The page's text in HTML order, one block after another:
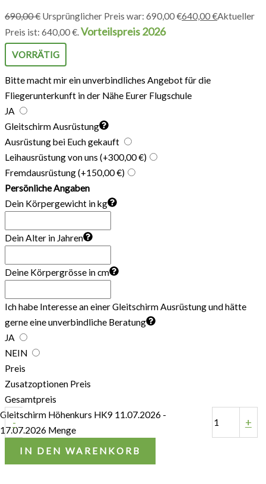
690,00€ Ursprünglicher Preis war: 690,00 €640,00€Aktueller
Preis ist: 640,00 €.Vorteilspreis 2026
VORRÄTIG
Bitte macht mir ein unverbindliches Angebot für die
Fliegerunterkunft in der Nähe Eurer Flugschule
JA
Gleitschirm Ausrüstung
Ausrüstung bei Euch gekauft
Leihausrüstung von uns (+300,00 €)
Fremdausrüstung(+150,00 €)
Persönliche Angaben
Dein Körpergewicht in kg
Dein Alter in Jahren
Deine Körpergrösse in cm
Ich habe Interesse an einer Gleitschirm Ausrüstung und hätte
gerne eine unverbindliche Beratung
JA
NEIN
Preis
Zusatzoptionen Preis
Gesamtpreis
-
Gleitschirm Höhenkurs HK9 11.07.2026 -
17.07.2026 Menge
+
IN DEN WARENKORB